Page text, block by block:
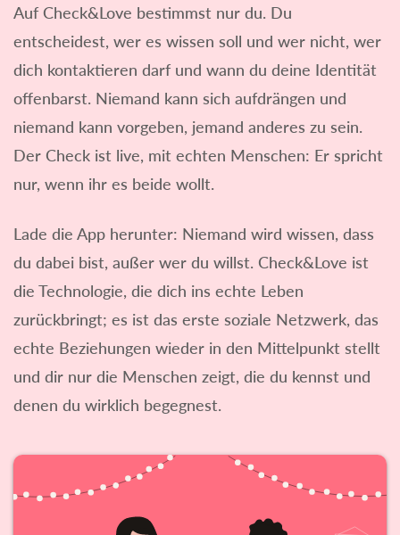
Auf Check&Love bestimmst nur du. Du
entscheidest, wer es wissen soll und wer nicht, wer
dich kontaktieren darf und wann du deine Identität
offenbarst. Niemand kann sich aufdrängen und
niemand kann vorgeben, jemand anderes zu sein.
Der Check ist live, mit echten Menschen: Er spricht
nur, wenn ihr es beide wollt.
Lade die App herunter: Niemand wird wissen, dass
du dabei bist, außer wer du willst. Check&Love ist
die Technologie, die dich ins echte Leben
zurückbringt; es ist das erste soziale Netzwerk, das
echte Beziehungen wieder in den Mittelpunkt stellt
und dir nur die Menschen zeigt, die du kennst und
denen du wirklich begegnest.